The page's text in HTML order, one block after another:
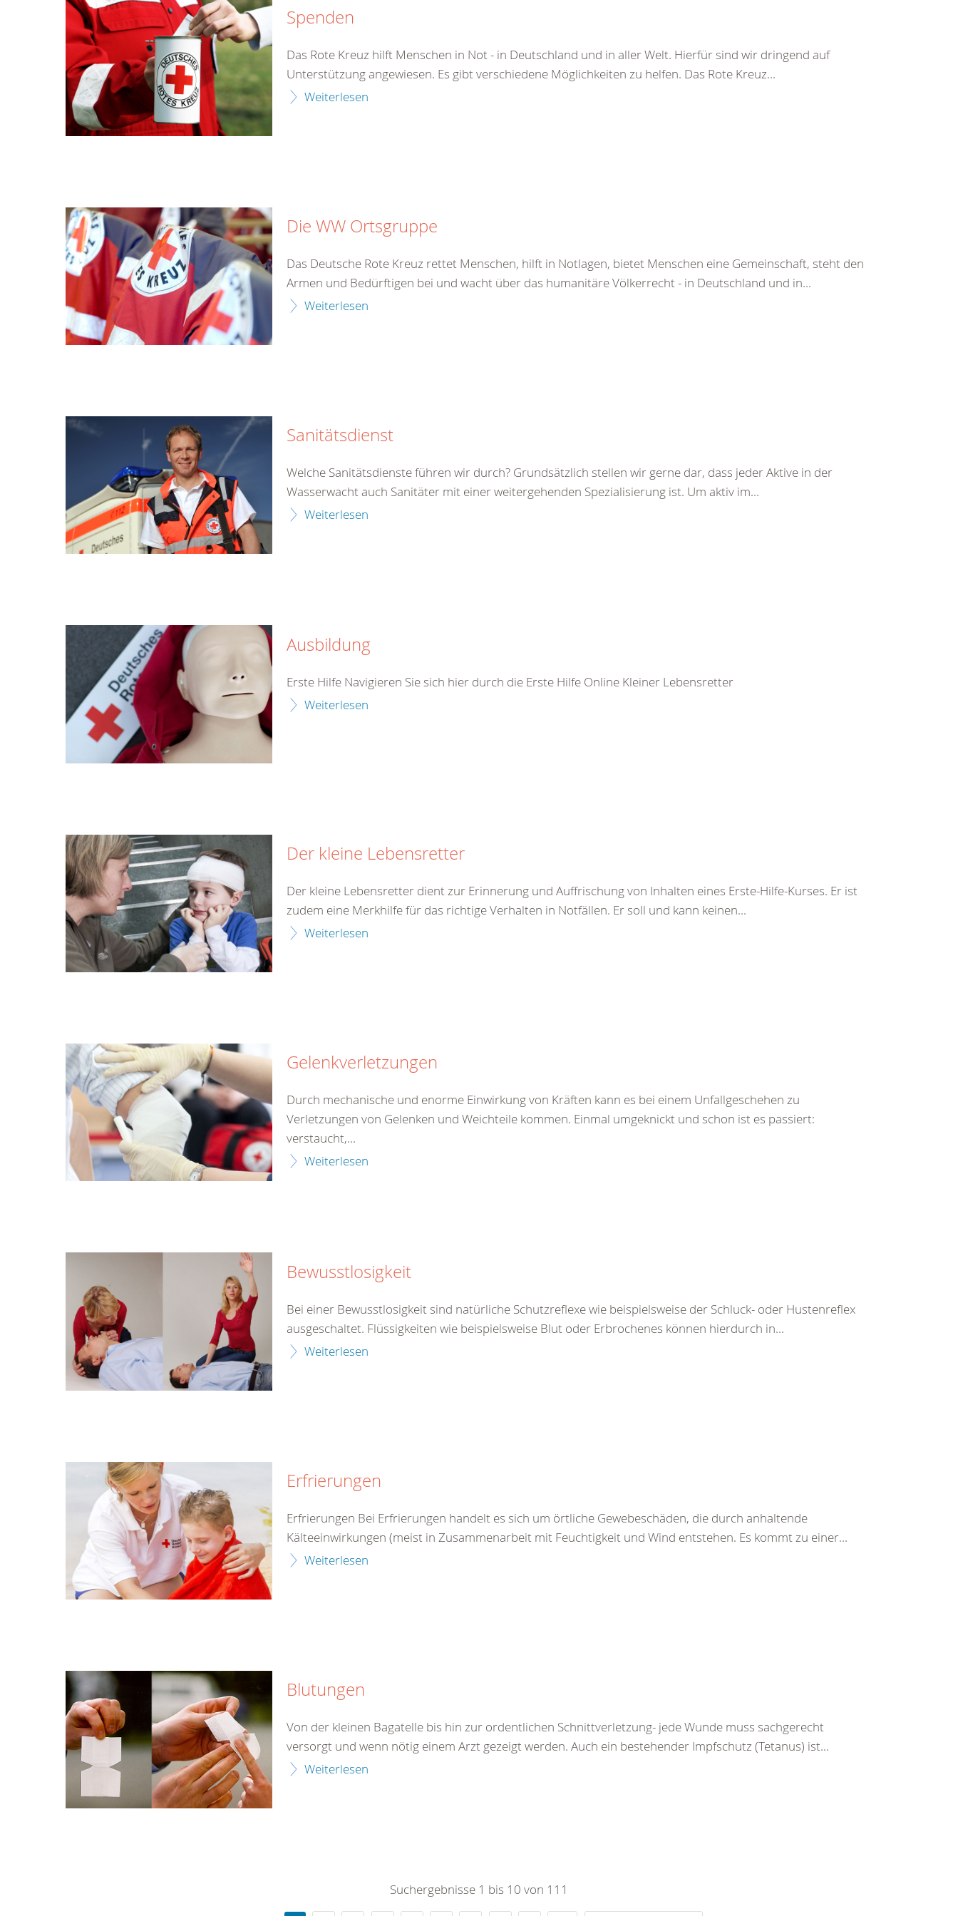
Spenden
Das Rote Kreuz hilft Menschen in Not - in Deutschland und in aller Welt. Hierfür sind wir dringend auf
Unterstützung angewiesen. Es gibt verschiedene Möglichkeiten zu helfen. Das Rote Kreuz...
Weiterlesen
Die WW Ortsgruppe
Das Deutsche Rote Kreuz rettet Menschen, hilft in Notlagen, bietet Menschen eine Gemeinschaft, steht den
Armen und Bedürftigen bei und wacht über das humanitäre Völkerrecht - in Deutschland und in...
Weiterlesen
Sanitätsdienst
Welche Sanitätsdienste führen wir durch? Grundsätzlich stellen wir gerne dar, dass jeder Aktive in der
Wasserwacht auch Sanitäter mit einer weitergehenden Spezialisierung ist. Um aktiv im...
Weiterlesen
Ausbildung
Erste Hilfe Navigieren Sie sich hier durch die Erste Hilfe Online Kleiner Lebensretter
Weiterlesen
Der kleine Lebensretter
Der kleine Lebensretter dient zur Erinnerung und Auffrischung von Inhalten eines Erste-Hilfe-Kurses. Er ist
zudem eine Merkhilfe für das richtige Verhalten in Notfällen. Er soll und kann keinen...
Weiterlesen
Gelenkverletzungen
Durch mechanische und enorme Einwirkung von Kräften kann es bei einem Unfallgeschehen zu
Verletzungen von Gelenken und Weichteile kommen. Einmal umgeknickt und schon ist es passiert:
verstaucht,...
Weiterlesen
Bewusstlosigkeit
Bei einer Bewusstlosigkeit sind natürliche Schutzreflexe wie beispielsweise der Schluck- oder Hustenreflex
ausgeschaltet. Flüssigkeiten wie beispielsweise Blut oder Erbrochenes können hierdurch in...
Weiterlesen
Erfrierungen
Erfrierungen Bei Erfrierungen handelt es sich um örtliche Gewebeschäden, die durch anhaltende
Kälteeinwirkungen (meist in Zusammenarbeit mit Feuchtigkeit und Wind entstehen. Es kommt zu einer...
Weiterlesen
Blutungen
Von der kleinen Bagatelle bis hin zur ordentlichen Schnittverletzung- jede Wunde muss sachgerecht
versorgt und wenn nötig einem Arzt gezeigt werden. Auch ein bestehender Impfschutz (Tetanus) ist...
Weiterlesen
Suchergebnisse 1 bis 10 von 111